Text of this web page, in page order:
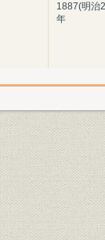
1887(明治
年
1887(明治
年